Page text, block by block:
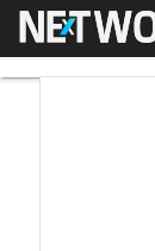
Menu